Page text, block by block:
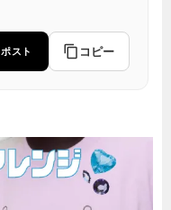
ポスト コピー